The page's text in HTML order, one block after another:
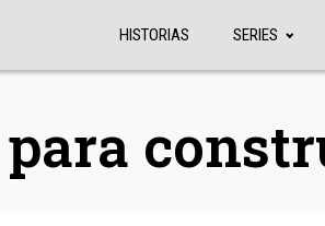
HISTORIAS SERIES